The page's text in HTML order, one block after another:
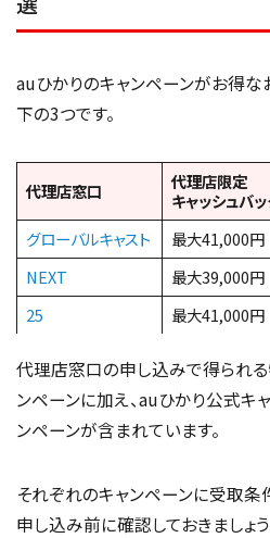
auひかりのキャンペーンがお得
下の3つです。
代理店窓口
代理店限定
キャッシュバ
グローバルキャスト 最大41,000円
NEXT
最大39,000円
25
最大41,000円
代理店窓口の申し込みで得られ
ンペーンに加え、auひかり公式キ
ンペーンが含まれています。
それぞれのキャンペーンに受取条
申し込み前に確認しておきましょう